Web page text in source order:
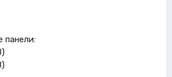
панели: